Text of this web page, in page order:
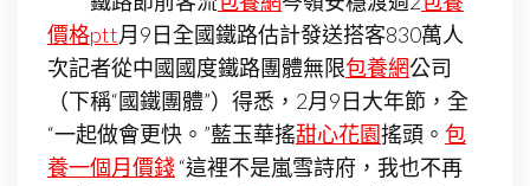
價格ptt月9日全國鐵路估計發送搭客830萬人
次記者從中國國度鐵路團體無限包養網公司
（下稱“國鐵團體”）得悉，2月9日大年節，全
“一起做會更快。”藍玉華搖甜心花園搖頭。 包
養一個月價錢“這裡不是嵐雪詩府，我也不再